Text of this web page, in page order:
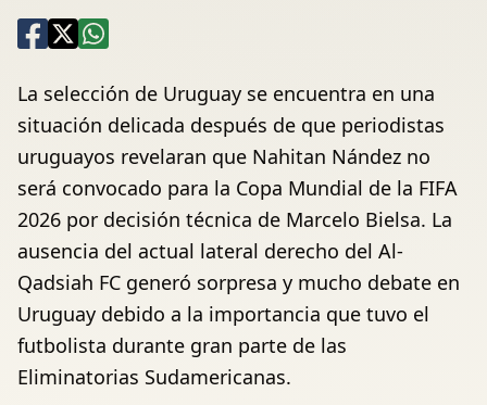
La selección de Uruguay se encuentra en una
situación delicada después de que periodistas
uruguayos revelaran que Nahitan Nández no
será convocado para la Copa Mundial de la FIFA
2026 por decisión técnica de Marcelo Bielsa. La
ausencia del actual lateral derecho del Al-
Qadsiah FC generó sorpresa y mucho debate en
Uruguay debido a la importancia que tuvo el
futbolista durante gran parte de las
Eliminatorias Sudamericanas.